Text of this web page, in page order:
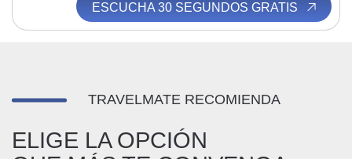
ESCUCHA 30 SEGUNDOS GRATIS
TRAVELMATE RECOMIENDA
ELIGE LA OPCIÓN